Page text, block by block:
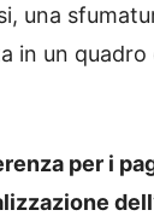
una
in un
per i